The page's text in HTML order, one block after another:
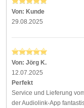
Von: Kunde
29.08.2025
Von: Jörg K.
12.07.2025
Perfekt
Service und Lieferung
der Audiolink-App